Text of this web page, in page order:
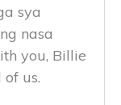
sya
nasa
you, Billie
us.